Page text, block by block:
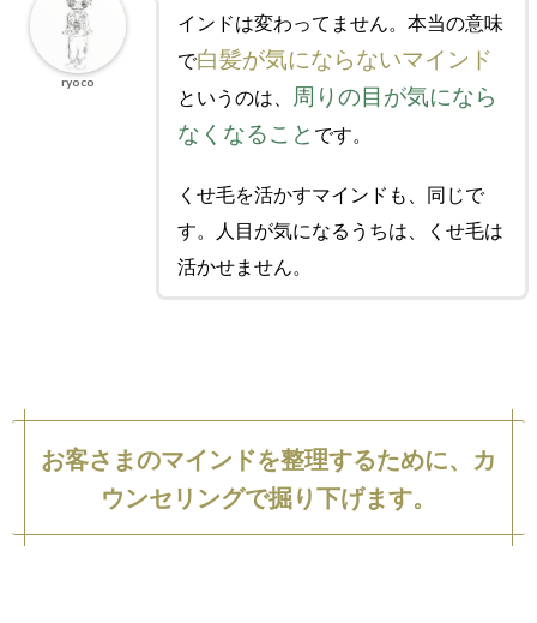
インドは変わってません。本当の意味
で白髪が気にならないマインド
というのは、
周りの目が気になら
なくなること です。
くせ毛を活かすマインドも、同じで
す。人目が気になるうちは、くせ毛は
活かせません。
ryoco
お客さまのマインドを整理するために、カ
ウンセリングで掘り下げます。